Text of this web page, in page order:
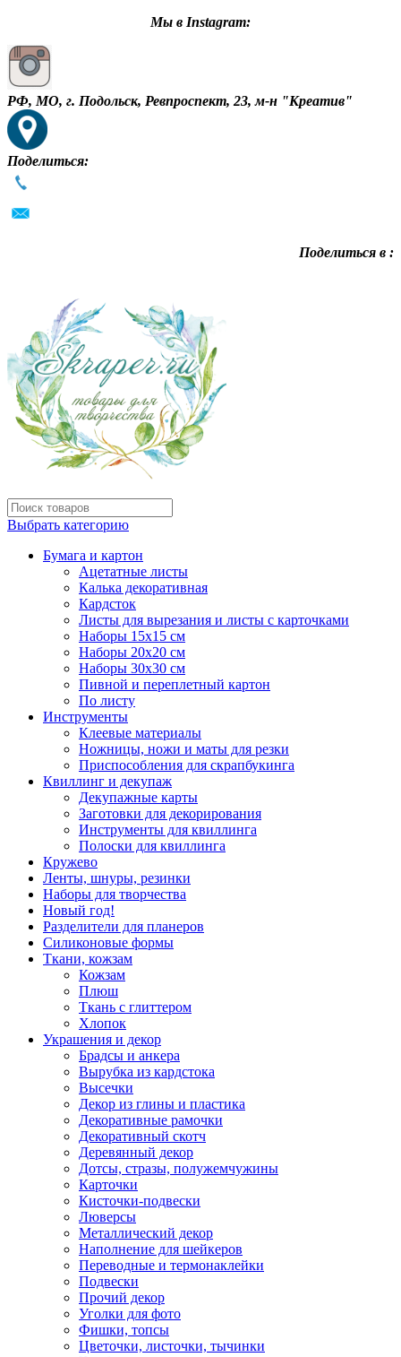
Мы в Instagram:
РФ, МО, г. Подольск, Ревпроспект, 23, м-н "Креатив"
Поделиться:
Поделиться в :
Выбрать категорию
Бумага и картон
Ацетатные листы
Калька декоративная
Кардсток
Листы для вырезания и листы с карточками
Наборы 15х15 см
Наборы 20х20 см
Наборы 30х30 см
Пивной и переплетный картон
По листу
Инструменты
Клеевые материалы
Ножницы, ножи и маты для резки
Приспособления для скрапбукинга
Квиллинг и декупаж
Декупажные карты
Заготовки для декорирования
Инструменты для квиллинга
Полоски для квиллинга
Кружево
Ленты, шнуры, резинки
Наборы для творчества
Новый год!
Разделители для планеров
Силиконовые формы
Ткани, кожзам
Кожзам
Плюш
Ткань с глиттером
Хлопок
Украшения и декор
Брадсы и анкера
Вырубка из кардстока
Высечки
Декор из глины и пластика
Декоративные рамочки
Декоративный скотч
Деревянный декор
Дотсы, стразы, полужемчужины
Карточки
Кисточки-подвески
Люверсы
Металлический декор
Наполнение для шейкеров
Переводные и термонаклейки
Подвески
Прочий декор
Уголки для фото
Фишки, топсы
Цветочки, листочки, тычинки